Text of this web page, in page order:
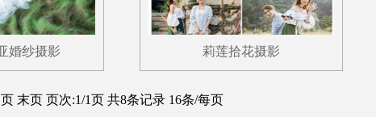
婚纱摄影 莉莲拾花摄影
末页 页次:1/1页 共8条记录 16条/每页